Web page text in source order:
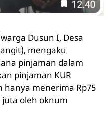
Dusun I, Desa
mengaku
pinjaman dalam
pinjaman KUR
hanya menerima Rp75
juta oleh oknum